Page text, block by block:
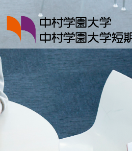
中村学園大学・中村学園大学短期大学部